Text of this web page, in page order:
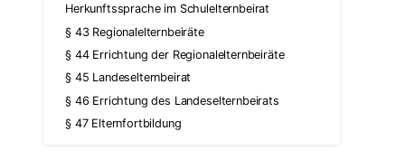
Herkunftssprache im Schulelternbeirat
§ 43 Regionalelternbeiräte
§ 44 Errichtung der Regionalelternbeiräte
§ 45 Landeselternbeirat
§ 46 Errichtung des Landeselternbeirats
§ 47 Elternfortbildung